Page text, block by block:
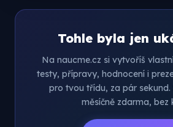
Tohle byla jen
Na naucme.cz si vytvoříš
testy, přípravy, hodnocení i
pro tvou třídu, za pár sekund.
měsíčně zdarma, bez